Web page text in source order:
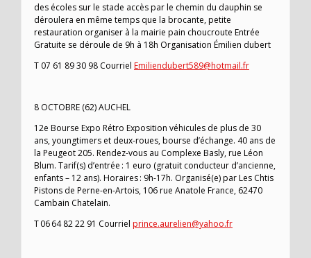
des écoles sur le stade accès par le chemin du dauphin se
déroulera en même temps que la brocante, petite
restauration organiser à la mairie pain choucroute Entrée
Gratuite se déroule de 9h à 18h Organisation Émilien dubert
T 07 61 89 30 98 Courriel Emiliendubert589@hotmail.fr
8 OCTOBRE (62) AUCHEL
12e Bourse Expo Rétro Exposition véhicules de plus de 30
ans, youngtimers et deux-roues, bourse d’échange. 40 ans de
la Peugeot 205. Rendez-vous au Complexe Basly, rue Léon
Blum. Tarif(s) d’entrée : 1 euro (gratuit conducteur d’ancienne,
enfants – 12 ans). Horaires : 9h-17h. Organisé(e) par Les Chtis
Pistons de Perne-en-Artois, 106 rue Anatole France, 62470
Cambain Chatelain.
T 06 64 82 22 91 Courriel prince.aurelien@yahoo.fr